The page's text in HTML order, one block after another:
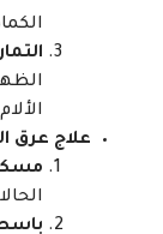
علاج عرق